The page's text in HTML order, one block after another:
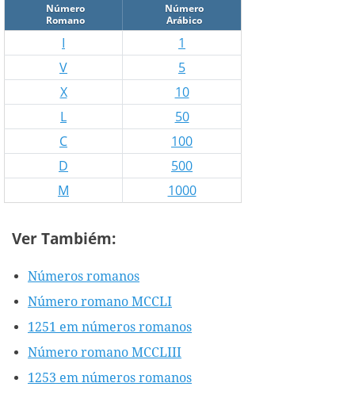
Número
Romano
Número
Arábico
I
1
V
5
X
10
L
50
C
100
D
500
M
1000
Ver Tambiém:
Números romanos
Número romano MCCLI
1251 em números romanos
Número romano MCCLIII
1253 em números romanos